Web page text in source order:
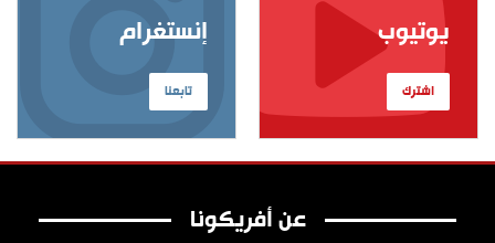
إنستغرام
تابعنا
يوتيوب
اشترك
عن أفريكونا